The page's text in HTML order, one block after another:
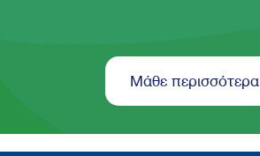
Μάθε περισσότερα